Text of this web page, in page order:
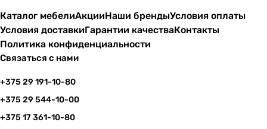
Каталог мебелиАкцииНаши брендыУсловия оплаты
Условия доставкиГарантии качестваКонтакты
Политика конфиденциальности
Связаться с нами
+375 29 191-10-80
+375 29 544-10-00
+375 17 361-10-80